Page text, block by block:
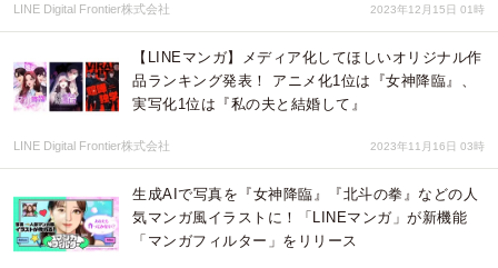
LINE Digital Frontier株式会社 2023年12月15日 01時
【LINEマンガ】メディア化してほしいオリジナル作
品ランキング発表！ アニメ化1位は『女神降臨』、
実写化1位は『私の夫と結婚して』
LINE Digital Frontier株式会社 2023年11月16日 03時
生成AIで写真を『女神降臨』『北斗の拳』などの人
気マンガ風イラストに！「LINEマンガ」が新機能
「マンガフィルター」をリリース